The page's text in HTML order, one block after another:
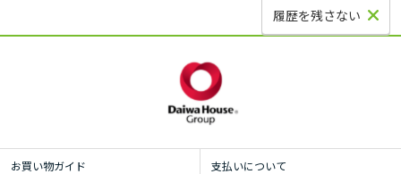
履歴を残さない
お買い物ガイド 支払いについて